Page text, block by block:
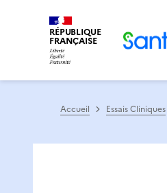
RÉPUBLIQUE
FRANÇAISE
Accueil Essais Cliniques